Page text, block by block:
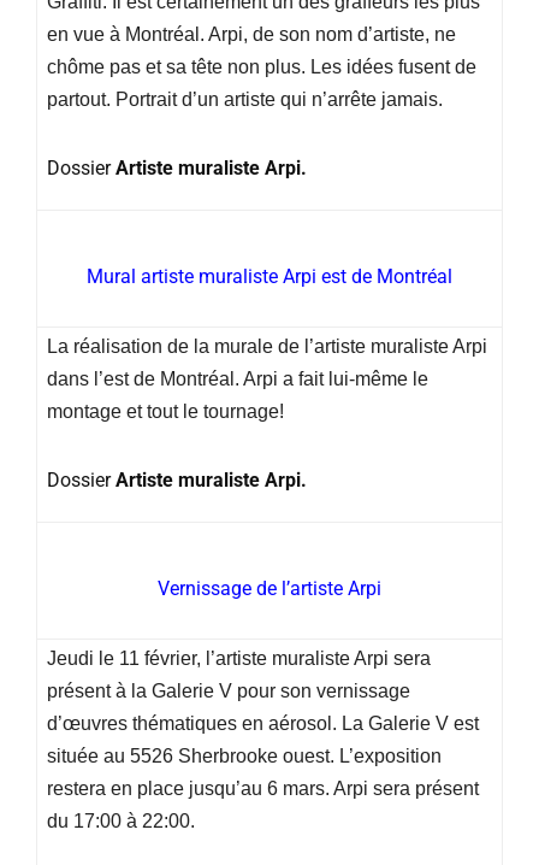
en vue à Montréal. Arpi, de son nom d’artiste, ne
chôme pas et sa tête non plus. Les idées fusent de
partout. Portrait d’un artiste qui n’arrête jamais.
DossierArtiste muraliste Arpi.
Mural artiste muraliste Arpi est de Montréal
La réalisation de la murale de l’artiste muraliste Arpi
dans l’est de Montréal. Arpi a fait lui-même le
montage et tout le tournage!
DossierArtiste muraliste Arpi.
Vernissage de l’artiste Arpi
Jeudi le 11 février, l’artiste muraliste Arpi sera
présent à la Galerie V pour son vernissage
d’œuvres thématiques en aérosol. La Galerie V est
située au 5526 Sherbrooke ouest. L’exposition
restera en place jusqu’au 6 mars. Arpi sera présent
du 17:00 à 22:00.